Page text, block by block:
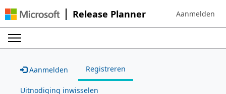
Release Planner Sign in to your
Aanmelden
Aanmelden Registreren
Uitnodiging inwisselen